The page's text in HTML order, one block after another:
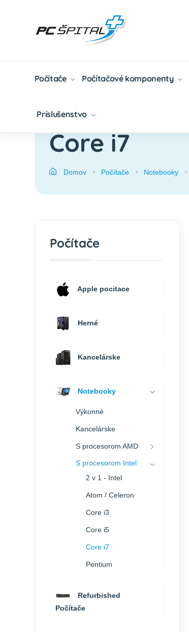
Počítače Počítačové komponenty
Príslušenstvo
Core i7
Domov Počítače Notebooky
Počítače
Apple pocitace
Herné
Kancelárske
Notebooky
Výkonné
Kancelárske
S procesorom AMD
S procesorom Intel
2 v 1 - Intel
Atom / Celeron
Core i3
Core i5
Core i7
Pentium
Refurbished
Počítače